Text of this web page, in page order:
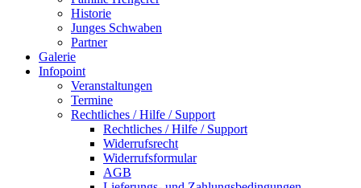
Historie
Junges Schwaben
Partner
Galerie
Infopoint
Veranstaltungen
Termine
Rechtliches / Hilfe / Support
Rechtliches / Hilfe / Support
Widerrufsrecht
Widerrufsformular
AGB